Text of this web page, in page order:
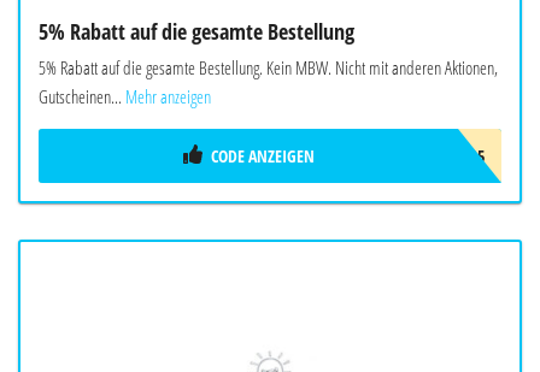
5% Rabatt auf die gesamte Bestellung
5% Rabatt auf die gesamte Bestellung. Kein MBW. Nicht mit anderen Aktionen,
Gutscheinen... Mehr anzeigen
ARDAP5
CODE ANZEIGEN